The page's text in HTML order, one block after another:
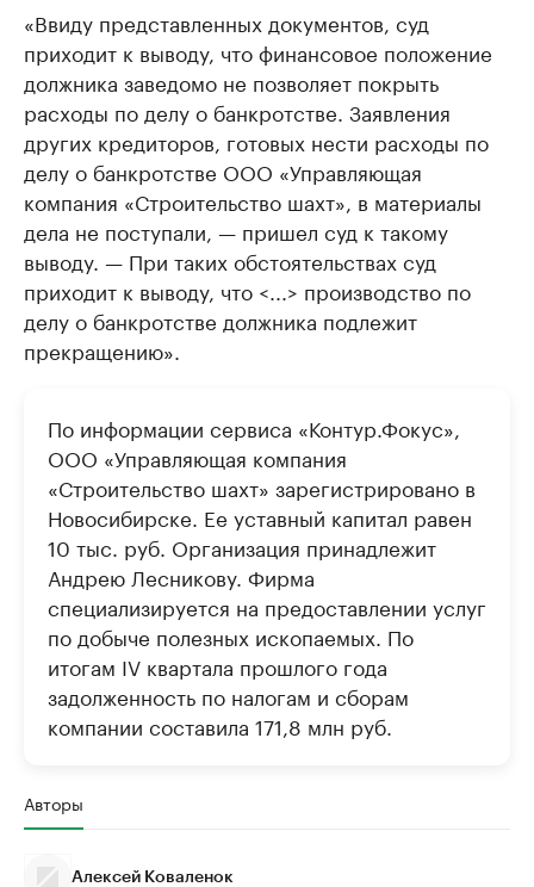
«Ввиду представленных документов, суд
приходит к выводу, что финансовое положение
должника заведомо не позволяет покрыть
расходы по делу о банкротстве. Заявления
других кредиторов, готовых нести расходы по
делу о банкротстве ООО «Управляющая
компания «Строительство шахт», в материалы
дела не поступали, — пришел суд к такому
выводу. — При таких обстоятельствах суд
приходит к выводу, что <...> производство по
делу о банкротстве должника подлежит
прекращению».
По информации сервиса «Контур.Фокус»,
ООО «Управляющая компания
«Строительство шахт» зарегистрировано в
Новосибирске. Ее уставный капитал равен
10 тыс. руб. Организация принадлежит
Андрею Лесникову. Фирма
специализируется на предоставлении услуг
по добыче полезных ископаемых. По
итогам IV квартала прошлого года
задолженность по налогам и сборам
компании составила 171,8 млн руб.
Авторы
Алексей Коваленок